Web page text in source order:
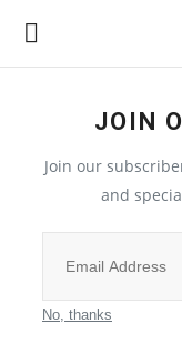
विदेश
JOIN
Join our
and
No, thanks